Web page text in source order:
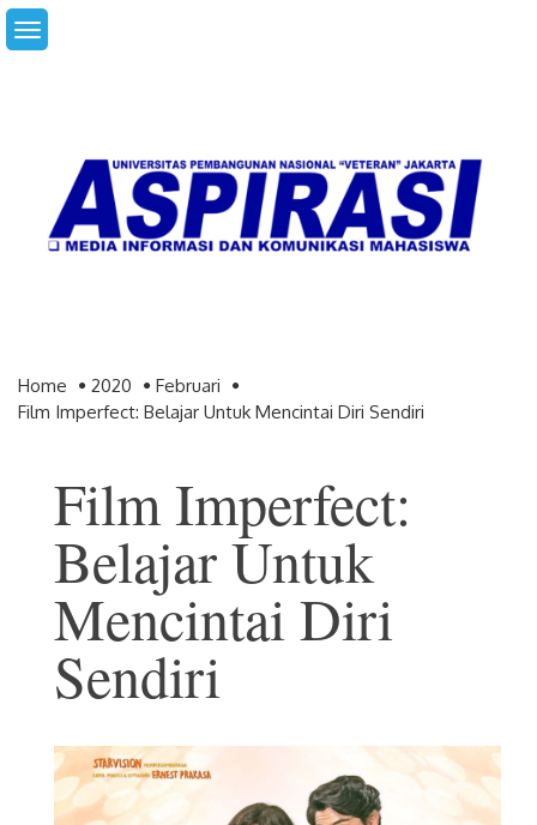
Skip
to
Home 2020
Februari
Film Imperfect: Belajar Untuk Mencintai Diri Sendiri
Film Imperfect:
Belajar Untuk
Mencintai Diri
Sendiri